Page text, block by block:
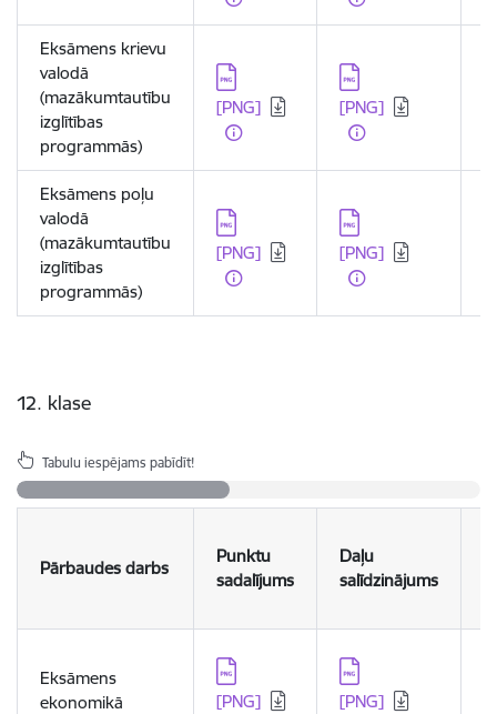
Eksāmens krievu
valodā
(mazākumtautību
izglītības
programmās)
Lejupielādēt:
[PNG]
Lejupielādēt:
[PNG]
Eksāmens poļu
valodā
(mazākumtautību
izglītības
programmās)
Lejupielādēt:
[PNG]
Lejupielādēt:
[PNG]
12. klase
Tabulu iespējams pabīdīt!
Pārbaudes darbs
Punktu
sadalījums
Daļu
salīdzinājums
Eksāmens
ekonomikā
Lejupielādēt:
[PNG]
Lejupielādēt:
[PNG]